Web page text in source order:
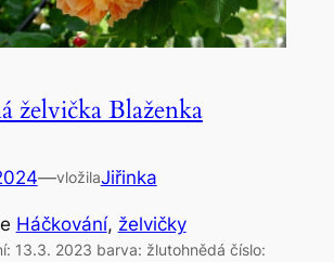
želvička Blaženka
—vložilaJiřinka
Háčkování, želvičky
13.3. 2023 barva: žlutohnědá číslo: